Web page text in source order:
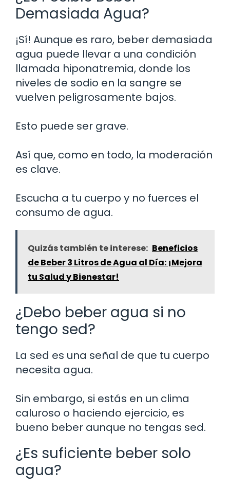
Demasiada Agua?
¡Sí! Aunque es raro, beber demasiada
agua puede llevar a una condición
llamada hiponatremia, donde los
niveles de sodio en la sangre se
vuelven peligrosamente bajos.
Esto puede ser grave.
Así que, como en todo, la moderación
es clave.
Escucha a tu cuerpo y no fuerces el
consumo de agua.
Quizás también te interese: Beneficios
de Beber 3 Litros de Agua al Día: ¡Mejora
tu Salud y Bienestar!
¿Debo beber agua si no
tengo sed?
La sed es una señal de que tu cuerpo
necesita agua.
Sin embargo, si estás en un clima
caluroso o haciendo ejercicio, es
bueno beber aunque no tengas sed.
¿Es suficiente beber solo
agua?